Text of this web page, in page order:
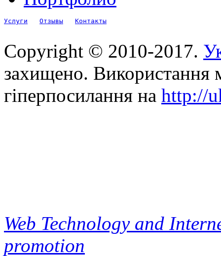
Услуги Отзывы Контакты
Copyright © 2010-2017.
захищено. Використання
гіперпосилання на http://
Web Technology and
promotion